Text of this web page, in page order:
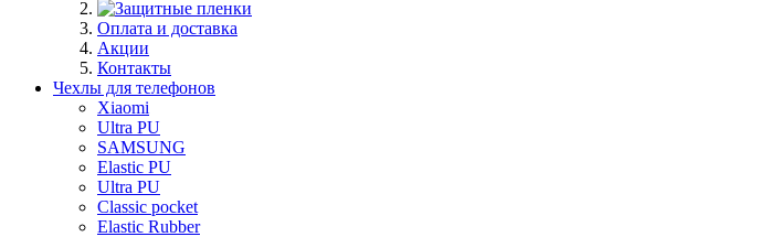
Оплата и доставка
Акции
Контакты
Чехлы для телефонов
Xiaomi
Ultra PU
SAMSUNG
Elastic PU
Ultra PU
Classic pocket
Elastic Rubber